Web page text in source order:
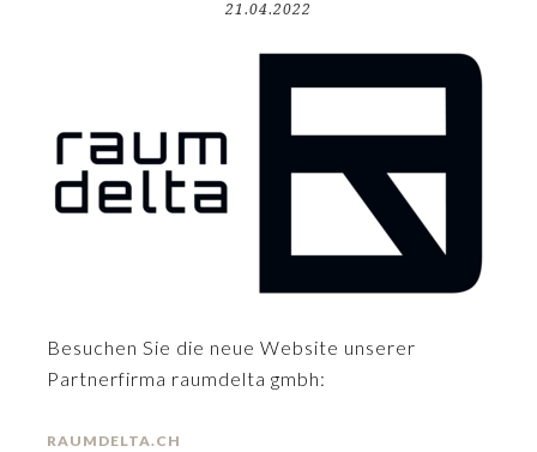
21.04.2022
Besuchen Sie die neue Website unserer
Partnerfirma raumdelta gmbh:
RAUMDELTA.CH